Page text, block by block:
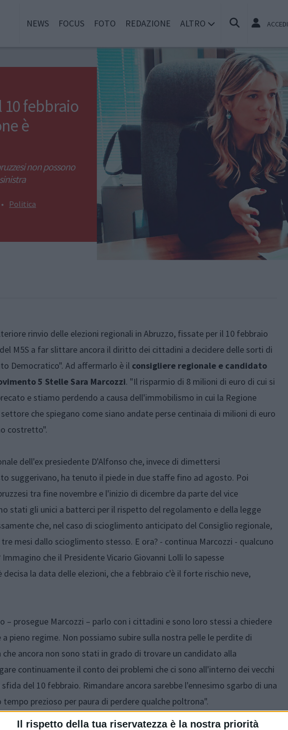
Il rispetto della tua riservatezza è la nostra priorità
NEWS FOCUS FOTO REDAZIONE ALTRO ACCEDI
10 febbraio
è
non possono
• Politica
rinvio delle elezioni regionali in Abruzzo, fissate per il 10 febbraio
M5S a far slittare ancora il diritto dei cittadini a decidere delle sorti di
Democratico". Ad affermarlo è il consigliere regionale e candidato
5 Stelle Sara Marcozzi. "Il risparmio di 8 milioni di euro di cui si
e stiamo perdendo a causa dell'immobilismo in cui la Regione
che spiegano come siano andate perse centinaia di milioni di euro
costretto".
dell'ex presiedente D'Alfonso che, invece di dimettersi
suggerivano, ha tenuto il piede in due staffe fino ad agosto. Poi
tra fine novembre e l'inizio di dicembre da parte del vice
stati gli unici a batterci per il rispetto del regolamento e della legge
che, nel caso di scioglimento anticipato del Consiglio regionale,
mesi dallo scioglimento stesso. E ora? - continua Marcozzi - qualcuno
che il Presidente Vicario Giovanni Lolli lo sapesse
la data delle elezioni, che a febbraio c'è il forte rischio neve,
– prosegue Marcozzi – parlo con i cittadini e sono loro stessi a chiedere
pieno regime. Non possiamo subire sulla nostra pelle le perdite di
ancora non sono stati in grado di trovare un candidato alla
continuamente il conto dei problemi che ci sono all'interno dei vecchi
del 10 febbraio. Rimandare ancora sarebbe l'ennesimo sgarbo di una
prezioso per paura di perdere qualche poltrona".